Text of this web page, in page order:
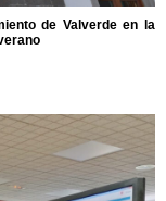
de Valverde en la